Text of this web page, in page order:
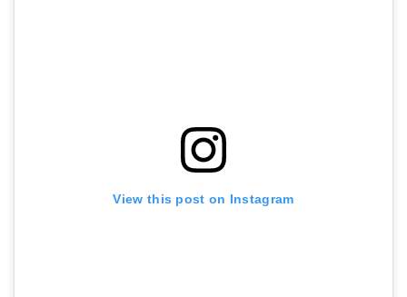
View this post on Instagram